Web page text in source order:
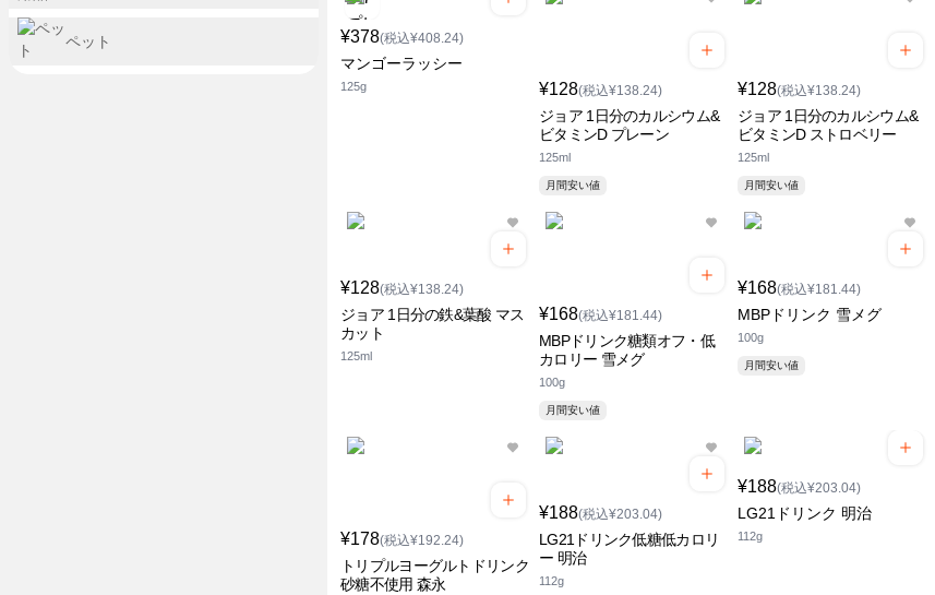
¥378(税込¥408.24)
マンゴーラッシー
125g ¥128(税込¥138.24)
ジョア 1日分のカルシウム&
ビタミンD プレーン
125ml
月間安い値
¥128(税込¥138.24)
ジョア 1日分のカルシウム&
ビタミンD ストロベリー
125ml
月間安い値
¥128(税込¥138.24)
ジョア 1日分の鉄&葉酸 マス
カット
125ml
¥168(税込¥181.44)
MBPドリンク糖類オフ・低
カロリー 雪メグ
100g
月間安い値
¥168(税込¥181.44)
MBPドリンク 雪メグ
100g
月間安い値
¥178(税込¥192.24)
トリプルヨーグルトドリンク
砂糖不使用 森永
¥188(税込¥203.04)
LG21ドリンク低糖低カロリ
ー 明治
112g
¥188(税込¥203.04)
LG21ドリンク 明治
112g
ペット